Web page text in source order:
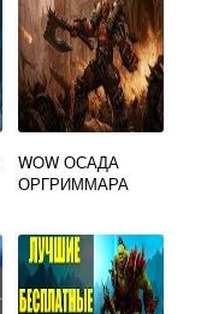
WOW ОСАДА
ОРГРИММАРА